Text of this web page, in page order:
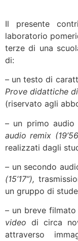
Il presente
laboratorio
terze di una
di:
– un testo di
Prove didattiche
(riservato agli
– un primo audio
audio remix
realizzati dagli
– un secondo
(15’17”),
un gruppo di
– un breve
video di circa
attraverso